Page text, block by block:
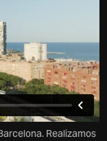
Realizamos